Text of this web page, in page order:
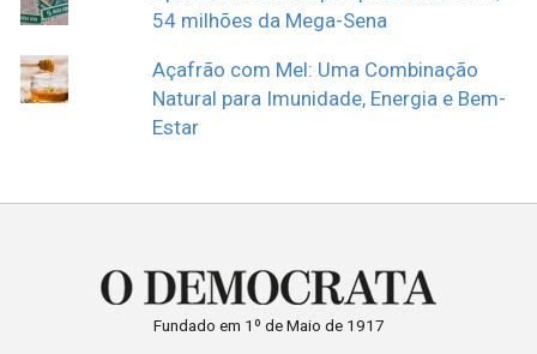
54 milhões da Mega-Sena
Açafrão com Mel: Uma Combinação
Natural para Imunidade, Energia e Bem-
Estar
Fundado em 1º de Maio de 1917